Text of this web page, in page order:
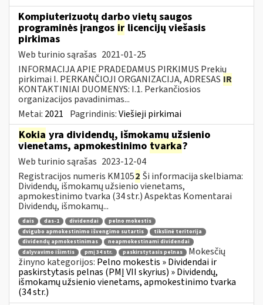
Kompiuterizuotų darbo vietų saugos
programinės įrangos ir licencijų viešasis
pirkimas
Web turinio sąrašas 2021-01-25
INFORMACIJA APIE PRADEDAMUS PIRKIMUS Prekių
pirkimai I. PERKANČIOJI ORGANIZACIJA, ADRESAS IR
KONTAKTINIAI DUOMENYS: I.1. Perkančiosios
organizacijos pavadinimas...
Metai: 2021 Pagrindinis:Viešieji pirkimai
Kokia yra dividendų, išmokamų užsienio
vienetams, apmokestinimo tvarka?
Web turinio sąrašas 2023-12-04
Registracijos numeris KM1052 Ši informacija skelbiama:
Dividendų, išmokamų užsienio vienetams,
apmokestinimo tvarka (34 str.) Aspektas Komentarai
Dividendų, išmokamų...
dais das-1 dividendai
pelno mokestis
dvigubo apmokestinimo išvengimo sutartis
tikslinė teritorija
dividendų apmokestinimas
neapmokestinami dividendai
dalyvavimo išimtis
pmį 34 str. paskirstytasis pelnas
Mokesčių
žinyno kategorijos: Pelno mokestis » Dividendai ir
paskirstytasis pelnas (PMĮ VII skyrius) » Dividendų,
išmokamų užsienio vienetams, apmokestinimo tvarka
(34 str.)